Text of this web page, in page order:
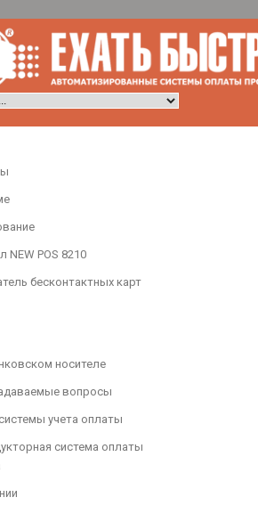
NEW POS 8210
бесконтактных карт
носителе
вопросы
учета оплаты
система оплаты